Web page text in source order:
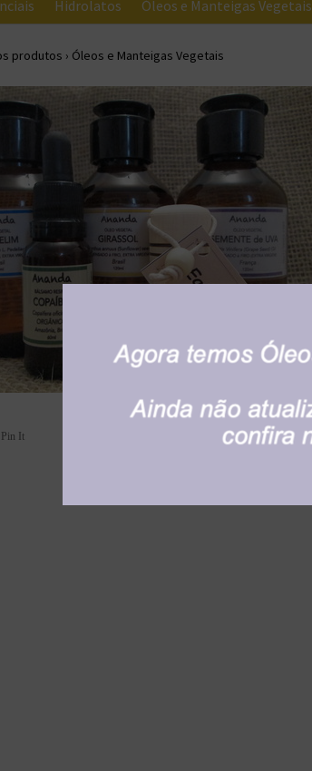
Hidrolatos Óleos e Manteigas Vegetais
produtos › Óleos e Manteigas Vegetais
Pin It